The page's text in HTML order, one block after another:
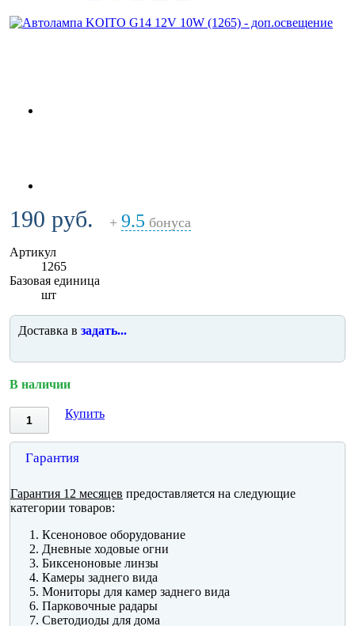
190 руб. + 9.5 бонуса
Артикул
1265
Базовая единица
шт
Доставка в задать...
В наличии
Купить
Гарантия
Гарантия 12 месяцев предоставляется на следующие
категории товаров:
Ксеноновое оборудование
Дневные ходовые огни
Биксеноновые линзы
Камеры заднего вида
Мониторы для камер заднего вида
Парковочные радары
Светодиоды для дома